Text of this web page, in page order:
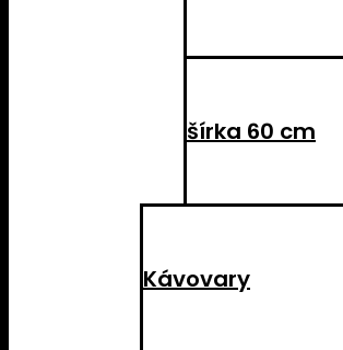
šírka 60 cm
Kávovary